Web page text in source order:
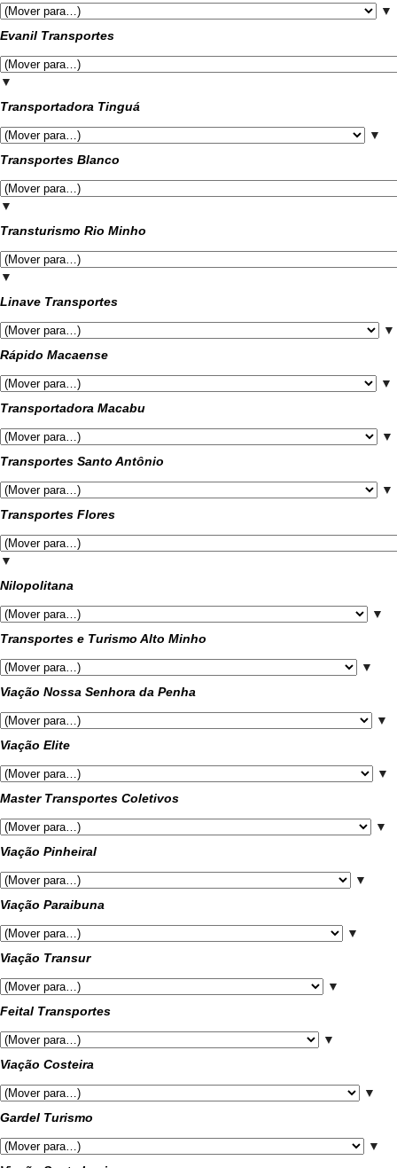
▼
Evanil Transportes
▼
Transportadora Tinguá
▼
Transportes Blanco
▼
Transturismo Rio Minho
▼
Linave Transportes
▼
Rápido Macaense
▼
Transportadora Macabu
▼
Transportes Santo Antônio
▼
Transportes Flores
▼
Nilopolitana
▼
Transportes e Turismo Alto Minho
▼
Viação Nossa Senhora da Penha
▼
Viação Elite
▼
Master Transportes Coletivos
▼
Viação Pinheiral
▼
Viação Paraibuna
▼
Viação Transur
▼
Feital Transportes
▼
Viação Costeira
▼
Gardel Turismo
▼